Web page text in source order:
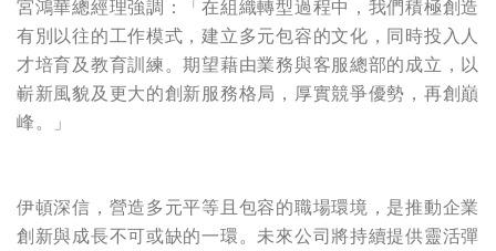
宮鴻華總經理強調：「在組織轉型過程中，我們積極創造
有別以往的工作模式，建立多元包容的文化，同時投入人
才培育及教育訓練。期望藉由業務與客服總部的成立，以
嶄新風貌及更大的創新服務格局，厚實競爭優勢，再創巔
峰。」
伊頓深信，營造多元平等且包容的職場環境，是推動企業
創新與成長不可或缺的一環。未來公司將持續提供靈活彈